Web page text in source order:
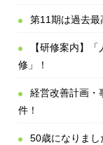
第11期は過去最
【研修案内】
修」！
経営改善計画・
件！
50歳になりまし